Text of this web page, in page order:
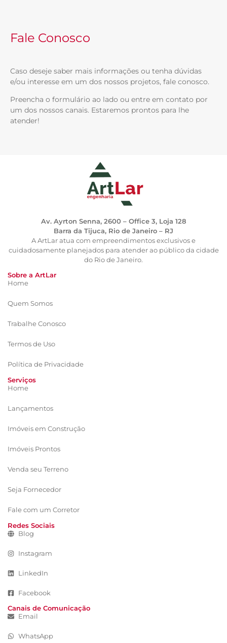
Fale Conosco
Caso deseje saber mais informações ou tenha dúvidas
e/ou interesse em um dos nossos projetos, fale conosco.
Preencha o formulário ao lado ou entre em contato por
um dos nossos canais. Estaremos prontos para lhe
atender!
Av. Ayrton Senna, 2600 – Office 3, Loja 128
Barra da Tijuca, Rio de Janeiro – RJ
A ArtLar atua com empreendimentos exclusivos e
cuidadosamente planejados para atender ao público da cidade
do Rio de Janeiro.
Sobre a ArtLar
Home
Quem Somos
Trabalhe Conosco
Termos de Uso
Política de Privacidade
Serviços
Home
Lançamentos
Imóveis em Construção
Imóveis Prontos
Venda seu Terreno
Seja Fornecedor
Fale com um Corretor
Redes Sociais
Blog
Instagram
LinkedIn
Facebook
Canais de Comunicação
Email
WhatsApp